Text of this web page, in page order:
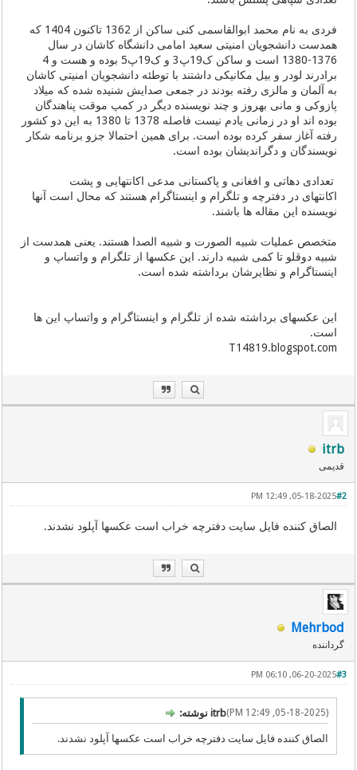
فردی به نام محمد ابوالقاسمی کنی ساکن از 1362 تاکنون 1404 که
همدست دانشجویان امنیتی سعید امامی دانشگاه کاشان در سال
1376-1380 است و ساکن ک19پ3 و ک19پ5 بوده و هست و 4
برادرند لودر و بیل مکانیکی داشتند با توطئه دانشجویان امنیتی کاشان
به آلمان و مالزی رفته بودند در جمعی صدایش شنیده شده که میلاد
پازوکی و مانی بهروز و چند نویسنده دیگر در کمپ موقت پناهندگان
بوده اند او در زمانی یادم نیست فاصله 1378 تا 1380 به این دو کشور
رفته آغاز سفر کرده بوده است. برای همین احتمالا جزو برنامه شکار
نویسندگان و دگراندیشان بوده است.
تعدادی دهاتی و افغانی و پاکستانی مدعی اکانتهایی و پشت
اکانتهای در دفترچه و تلگرام و اینستاگرام هستند که محال است آنها
نویسنده این مقاله ها باشند.
متخصص عملیات شبیه الصورت و شبیه الصدا هستند. یعنی همدست از
شبیه دوقلو تا کمی شبیه دارند. این عکسها از تلگرام و واتساپ و
اینستاگرام و نظایرشان برداشته شده است.
این عکسهای برداشته شده از تلگرام و اینستاگرام و واتساپ این ها
است.
T14819.blogspot.com
itrb
قدیمی
#2
05-18-2025, 12:49 PM
الصاق کننده فایل سایت دفترچه خراب است عکسها آپلود نشدند.
Mehrbod
گرداننده
#3
06-20-2025, 06:10 PM
(05-18-2025, 12:49 PM) itrb نوشته:
الصاق کننده فایل سایت دفترچه خراب است عکسها آپلود نشدند.